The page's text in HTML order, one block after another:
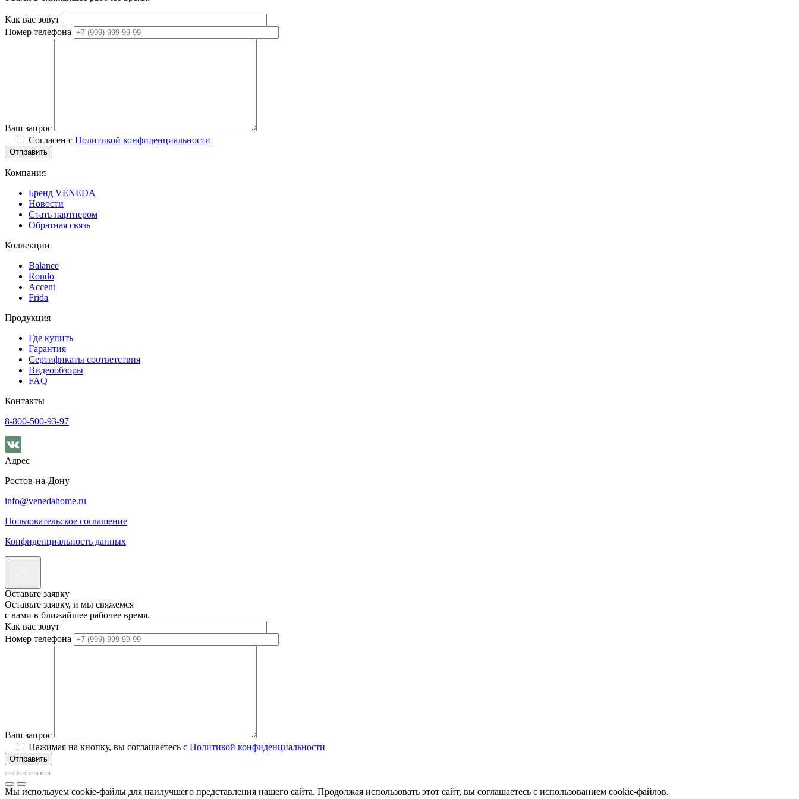
Как вас зовут
Номер телефона
Ваш запрос
Согласен с Политикой конфиденциальности
Компания
Бренд VENEDA
Новости
Стать партнером
Обратная связь
Коллекции
Balance
Rondo
Accent
Frida
Продукция
Где купить
Гарантия
Сертификаты соответствия
Видеообзоры
FAQ
Контакты
8-800-500-93-97
Адрес
Ростов-на-Дону
info@venedahome.ru
Пользовательское соглашение
Конфиденциальность данных
Оставьте заявку
Оставьте заявку, и мы свяжемся
с вами в ближайшее рабочее время.
Как вас зовут
Номер телефона
Ваш запрос
Нажимая на кнопку, вы соглашаетесь с Политикой конфиденциальности
Мы используем cookie-файлы для наилучшего представления нашего сайта. Продолжая использовать этот сайт, вы соглашаетесь с использованием cookie-файлов.